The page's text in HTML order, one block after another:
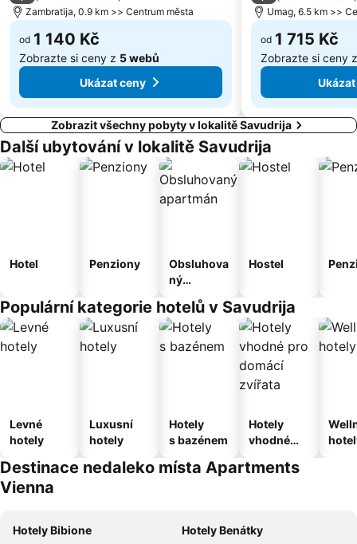
Villas Rubin
La Brussa
Laguna
Casinò Portorož
Insula
Zambratija, 0.9 km >> Centrum města
od 1 140 Kč
Zobrazte si ceny z 5 webů
Ukázat ceny
Umag, 6.5 km >>
od 1 715 Kč
Zobrazte si ceny
Zobrazit všechny pobyty v lokalitě Savudrija
Další ubytování v lokalitě Savudrija
Hotel Penziony
Obsluhova
ný
Hostel
Populární kategorie hotelů v Savudrija
Levné
hotely
Luxusní
hotely
Hotely
s bazénem
Hotely
vhodné
domácí
Destinace nedaleko místa Apartments
Vienna
Hotely Bibione
Hotely Benátky